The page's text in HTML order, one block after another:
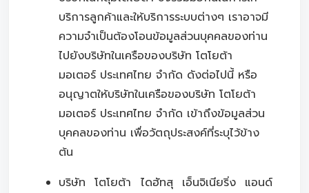
บริการลูกค้าและให้บริการระบบต่างๆ เราอาจมี
ความจำเป็นต้องโอนข้อมูลส่วนบุคคลของท่าน
ไปยังบริษัทในเครือของบริษัท โตโยต้า
มอเตอร์ ประเทศไทย จำกัด ดังต่อไปนี้ หรือ
อนุญาตให้บริษัทในเครือของบริษัท โตโยต้า
มอเตอร์ ประเทศไทย จำกัด เข้าถึงข้อมูลส่วน
บุคคลของท่าน เพื่อวัตถุประสงค์ที่ระบุไว้ข้าง
ต้น
บริษัท โตโยต้า ไดฮัทสุ เอ็นจิเนียริ่ง แอนด์